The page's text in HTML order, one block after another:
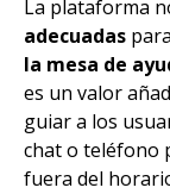
La plataforma
adecuadas
la mesa de
es un valor
guiar a los
chat o teléfono
fuera del